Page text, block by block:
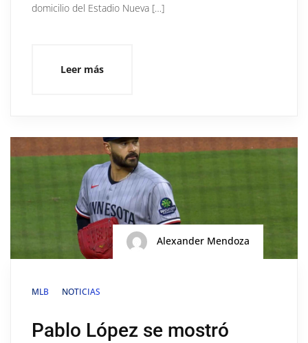
domicilio del Estadio Nueva […]
Leer más
Alexander Mendoza
MLB NOTICIAS
Pablo López se mostró